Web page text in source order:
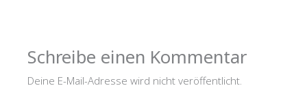
Schreibe einen Kommentar
Deine E-Mail-Adresse wird nicht veröffentlicht.